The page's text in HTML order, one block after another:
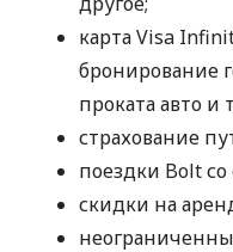
карта Visa
бронирование
проката авто и
страхование
поездки Bolt со
скидки на